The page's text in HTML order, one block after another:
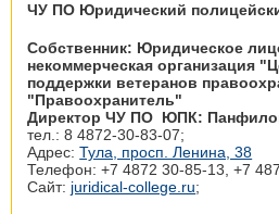
ЧУ ПО Юридический
Собственник: Юридическое
некоммерческая организация
поддержки ветеранов
"Правоохранитель"
Директор ЧУ ПО ЮПК:
тел.: 8 4872-30-83-07;
Адрес:Тула, просп. Ленина, 38
Телефон: +7 4872 30‑85-13, +7
Сайт: juridical-college.ru;